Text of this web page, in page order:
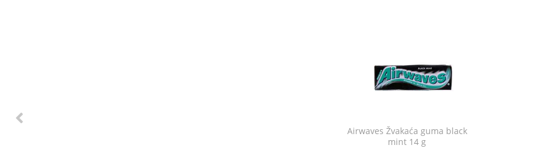
Airwaves Žvakaća guma black
mint 14 g